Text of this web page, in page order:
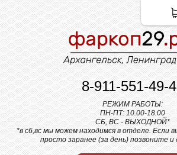
8-911-551-49-
РЕЖИМ РАБОТЫ:
ПН-ПТ: 10.00-18.00
СБ, ВС - ВЫХОДНОЙ*
*в сб,вс мы можем находимся в отделе. Если
просто заранее (за день) позвоните и